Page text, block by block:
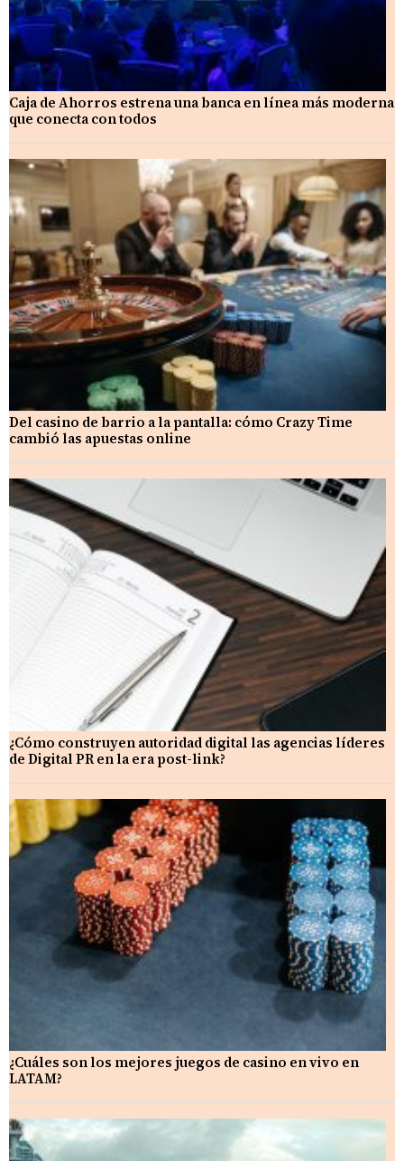
Caja de Ahorros estrena una banca en línea más moderna
que conecta con todos
Del casino de barrio a la pantalla: cómo Crazy Time
cambió las apuestas online
¿Cómo construyen autoridad digital las agencias líderes
de Digital PR en la era post-link?
¿Cuáles son los mejores juegos de casino en vivo en
LATAM?